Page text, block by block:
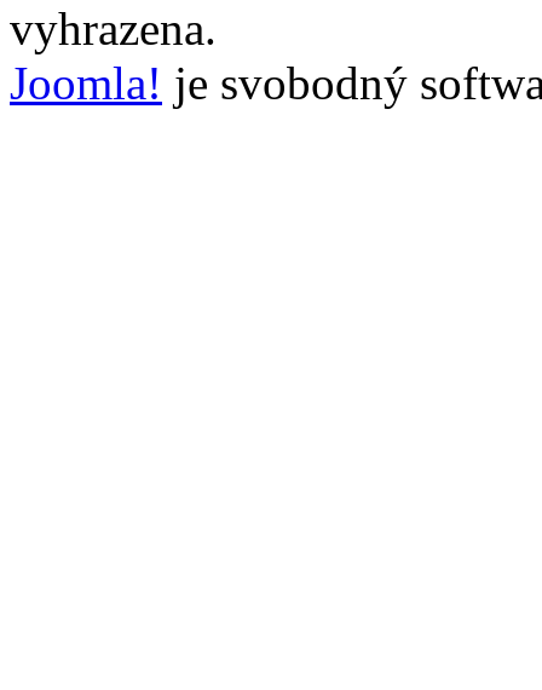
vyhrazena.
Joomla! je svobodný